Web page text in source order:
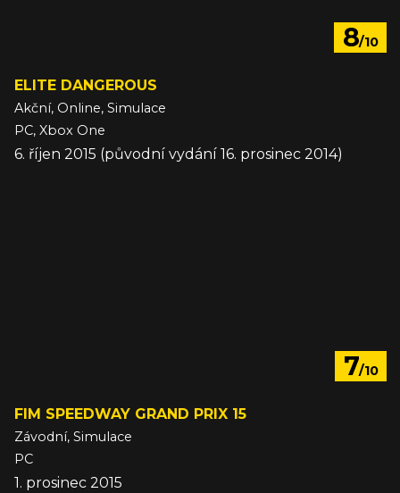
8/10
ELITE DANGEROUS
Akční, Online, Simulace
PC, Xbox One
6. říjen 2015 (původní vydání 16. prosinec 2014)
7/10
FIM SPEEDWAY GRAND PRIX 15
Závodní, Simulace
PC
1. prosinec 2015